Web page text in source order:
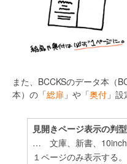
また、BCCKSのデータ本（
本）の「総扉 」や「奥付 」
見開きページ表示の判型
文庫、新書、
１ページのみ表示する。